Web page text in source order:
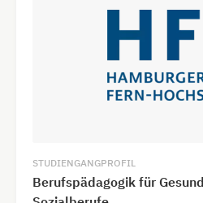
STUDIENGANGPROFIL
Berufspädagogik für